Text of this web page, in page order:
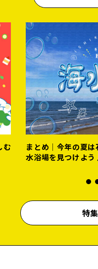
海
まとめ｜夏の夜は
アガーデン＆ビアテ
特